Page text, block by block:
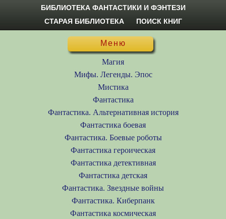
БИБЛИОТЕКА ФАНТАСТИКИ И ФЭНТЕЗИ
СТАРАЯ БИБЛИОТЕКА
ПОИСК КНИГ
Меню
Магия
Мифы. Легенды. Эпос
Мистика
Фантастика
Фантастика. Альтернативная история
Фантастика боевая
Фантастика. Боевые роботы
Фантастика героическая
Фантастика детективная
Фантастика детская
Фантастика. Звездные войны
Фантастика. Киберпанк
Фантастика космическая